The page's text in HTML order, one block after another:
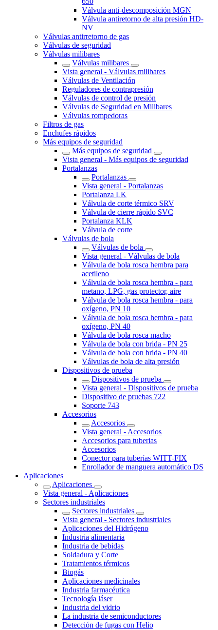
Válvula anti-descomposición MGN
Válvula antiretorno de alta presión HD-
NV
Válvulas antirretorno de gas
Válvulas de seguridad
Válvulas milibares
Válvulas milibares
Vista general - Válvulas milibares
Válvulas de Ventilación
Reguladores de contrapresión
Válvulas de control de presión
Válvulas de Seguridad en Milibares
Válvulas rompedoras
Filtros de gas
Enchufes rápidos
Más equipos de seguridad
Más equipos de seguridad
Vista general - Más equipos de seguridad
Portalanzas
Portalanzas
Vista general - Portalanzas
Portalanza LK
Válvula de corte térmico SRV
Válvula de cierre rápido SVC
Portalanza KLK
Válvula de corte
Válvulas de bola
Válvulas de bola
Vista general - Válvulas de bola
Válvula de bola rosca hembra para
acetileno
Válvula de bola rosca hembra - para
metano, LPG, gas protector, aire
Válvula de bola rosca hembra - para
oxígeno, PN 10
Válvula de bola rosca hembra - para
oxígeno, PN 40
Válvula de bola rosca macho
Válvula de bola con brida - PN 25
Válvula de bola con brida - PN 40
Válvulas de bola de alta presión
Dispositivos de prueba
Dispositivos de prueba
Vista general - Dispositivos de prueba
Dispositivo de pruebas 722
Soporte 743
Accesorios
Accesorios
Vista general - Accesorios
Accesorios para tuberias
Accesorios
Conector para tuberías WITT-FIX
Enrollador de manguera automático DS
Aplicaciones
Aplicaciones
Vista general - Aplicaciones
Sectores industriales
Sectores industriales
Vista general - Sectores industriales
Aplicaciones del Hidrógeno
Industria alimentaria
Industria de bebidas
Soldadura y Corte
Tratamientos térmicos
Biogás
Aplicaciones medicinales
Industria farmacéutica
Tecnología láser
Industria del vidrio
La industria de semiconductores
Detección de fugas con Helio